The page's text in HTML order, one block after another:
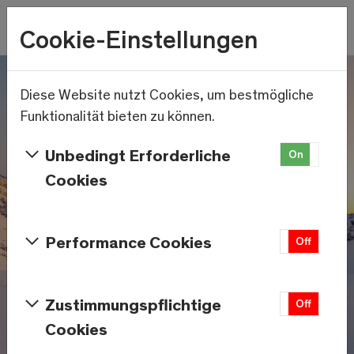
Skip to main content
10.8°C
Wetter
Cookie-Einstellungen
Diese Website nutzt Cookies, um bestmögliche
Funktionalität bieten zu können.
Unbedingt Erforderliche
Cookies
On
Performance Cookies Off
Zustimmungspflichtige
Cookies
Off